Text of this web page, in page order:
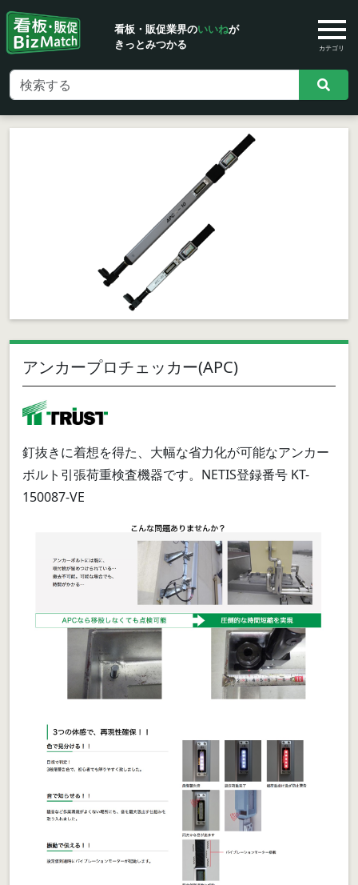
看板・販促業界のいいねが
きっとみつかる
カテゴリ
アンカープロチェッカー(APC)
釘抜きに着想を得た、大幅な省力化が可能なアンカー
ボルト引張荷重検査機器です。NETIS登録番号 KT-
150087-VE